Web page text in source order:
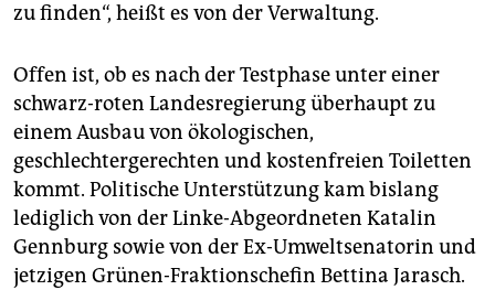
zu finden“, heißt es von der Verwaltung.
Offen ist, ob es nach der Testphase unter einer
schwarz-roten Landesregierung überhaupt zu
einem Ausbau von ökologischen,
geschlechtergerechten und kostenfreien Toiletten
kommt. Politische Unterstützung kam bislang
lediglich von der Linke-Abgeordneten Katalin
Gennburg sowie von der Ex-Umweltsenatorin und
jetzigen Grünen-Fraktionschefin Bettina Jarasch.